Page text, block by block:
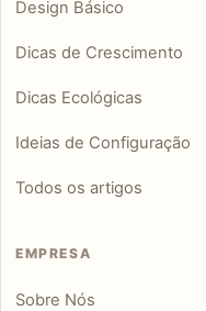
Design Básico
Dicas de Crescimento
Dicas Ecológicas
Ideias de Configuração
Todos os artigos
EMPRESA
Sobre Nós